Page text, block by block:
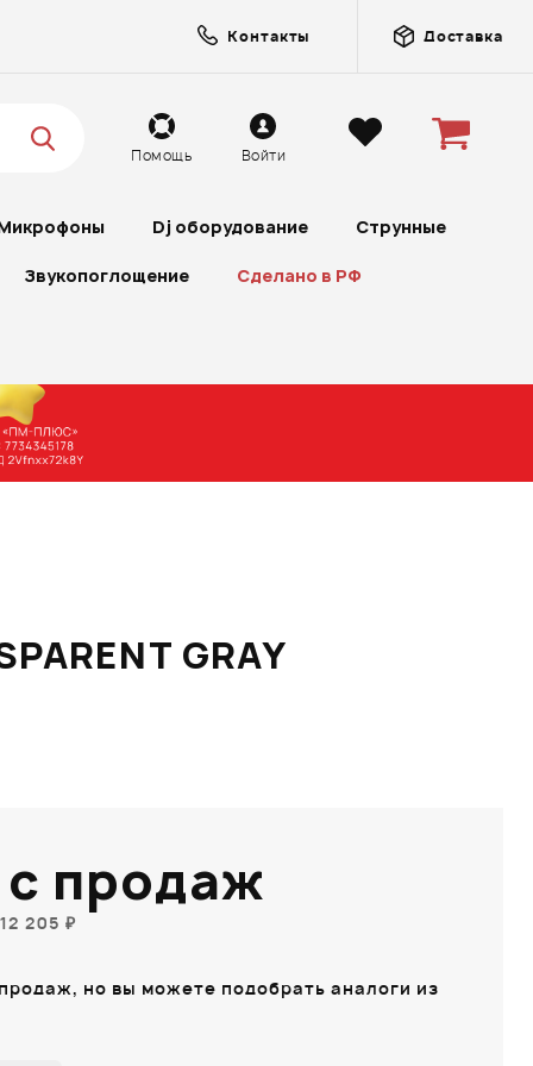
Контакты Доставка
Помощь Войти
Dj оборудование Струнные
Звукопоглощение Сделано в РФ
GRAY
продаж
205 ₽
но вы можете подобрать аналоги из